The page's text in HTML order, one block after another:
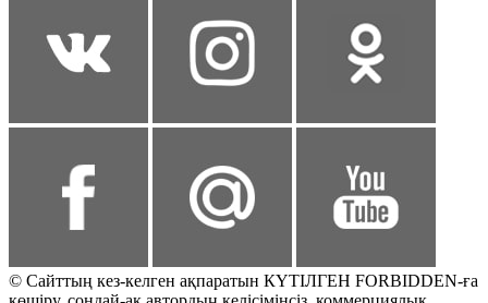
© Сайттың кез-келген ақпаратын КҮТІЛГЕН FORBIDDEN-ға